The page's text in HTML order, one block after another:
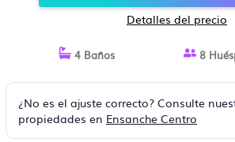
Detalles del precio
4 Baños 8
¿No es el ajuste correcto? Consulte
propiedades en Ensanche Centro